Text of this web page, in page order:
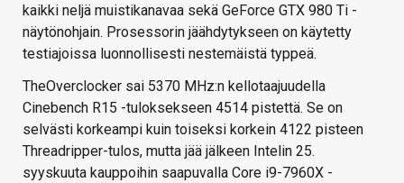
kaikki neljä muistikanavaa sekä GeForce GTX 980 Ti -
näytönohjain. Prosessorin jäähdytykseen on käytetty
testiajoissa luonnollisesti nestemäistä typpeä.
TheOverclocker sai 5370 MHz:n kellotaajuudella
Cinebench R15 -tuloksekseen 4514 pistettä. Se on
selvästi korkeampi kuin toiseksi korkein 4122 pisteen
Threadripper-tulos, mutta jää jälkeen Intelin 25.
syyskuuta kauppoihin saapuvalla Core i9-7960X -